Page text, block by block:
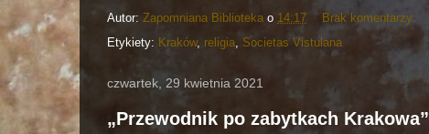
Autor: Zapomniana Biblioteka o 14:17
Brak komentarzy:
Etykiety: Kraków, religia Societas Vistulana
czwartek, 29 kwietnia 2021
„Przewodnik po zabytkach Krakowa”